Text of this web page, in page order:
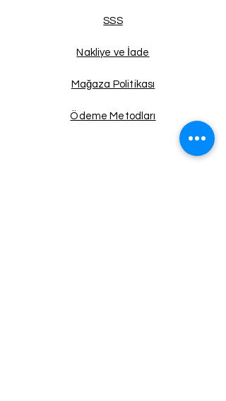
SSS
Nakliye ve İade
Mağaza Politikası
Ödeme Metodları